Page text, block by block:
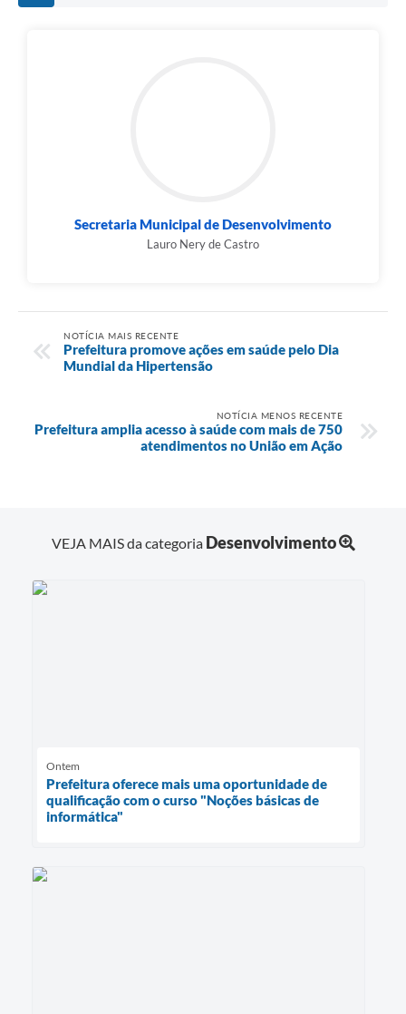
Secretaria Municipal de Desenvolvimento
Lauro Nery de Castro
NOTÍCIA MAIS RECENTE
Prefeitura promove ações em saúde pelo Dia
Mundial da Hipertensão
NOTÍCIA MENOS RECENTE
Prefeitura amplia acesso à saúde com mais de 750
atendimentos no União em Ação
VEJA MAIS da categoria Desenvolvimento
Ontem
Prefeitura oferece mais uma oportunidade de
qualificação com o curso "Noções básicas de
informática"